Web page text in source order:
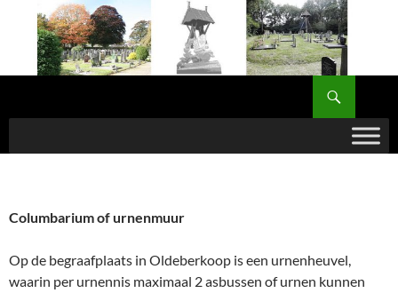
inhoud
Columbarium of urnenmuur
Op de begraafplaats in Oldeberkoop is een urnenheuvel,
waarin per urnennis maximaal 2 asbussen of urnen kunnen